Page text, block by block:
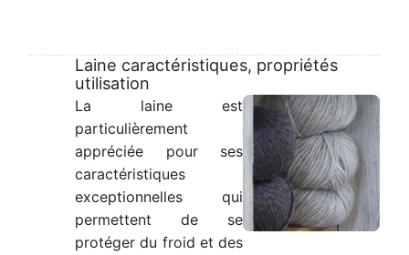
Laine caractéristiques, propriétés
utilisation
La laine est
particulièrement
appréciée pour ses
caractéristiques
exceptionnelles qui
permettent de se
protéger du froid et des